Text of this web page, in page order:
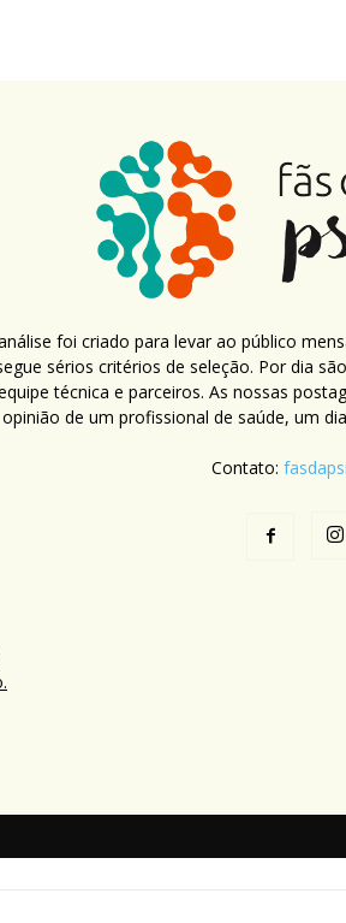
foi criado para levar ao público
sérios critérios de seleção. Por dia
técnica e parceiros. As nossas
opinião de um profissional de saúde, um
Contato: